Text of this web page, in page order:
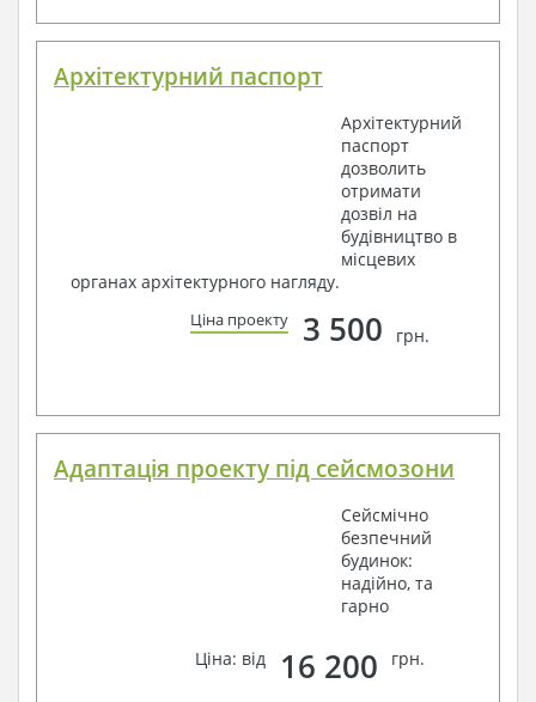
Архітектурний паспорт
Архітектурний
паспорт
дозволить
отримати
дозвіл на
будівництво в
місцевих
органах архітектурного нагляду.
Ціна проекту 3 500 грн.
Адаптація проекту під сейсмозони
Сейсмічно
безпечний
будинок:
надійно, та
гарно
Ціна: від 16 200 грн.